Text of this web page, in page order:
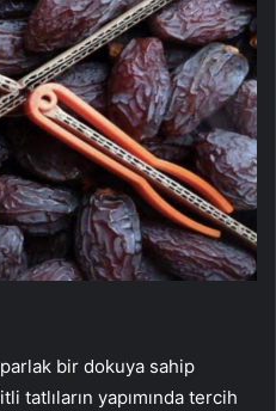
bir dokuya sahip
tatlıların yapımında tercih